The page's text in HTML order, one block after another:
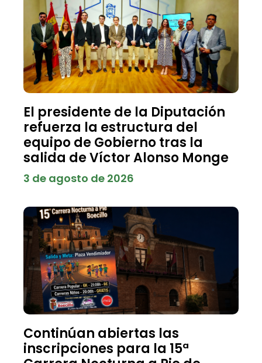
El presidente de la Diputación
refuerza la estructura del
equipo de Gobierno tras la
salida de Víctor Alonso Monge
3 de agosto de 2026
Continúan abiertas las
inscripciones para la 15ª